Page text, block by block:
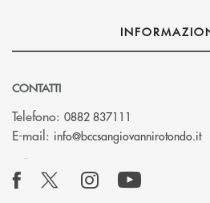
CONTATTI
Telefono: 0882 837111
E-mail: info@bccsangiovannirotondo.it